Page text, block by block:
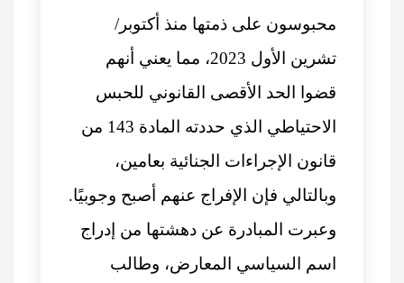
محبوسون على ذمتها منذ أكتوبر/
تشرين الأول 2023، مما يعني أنهم
قضوا الحد الأقصى القانوني للحبس
الاحتياطي الذي حددته المادة 143 من
قانون الإجراءات الجنائية بعامين،
وبالتالي فإن الإفراج عنهم أصبح وجوبيًا.
وعبرت المبادرة عن دهشتها من إدراج
اسم السياسي المعارض، وطالب